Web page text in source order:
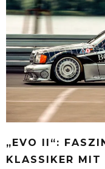
„EVO II“:
KLASSIKER